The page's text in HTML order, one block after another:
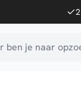
ben je naar